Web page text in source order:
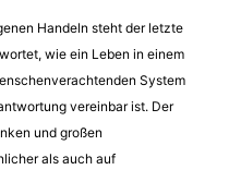
Handeln steht der letzte
wie ein Leben in einem
System
vereinbar ist. Der
und großen
als auch auf